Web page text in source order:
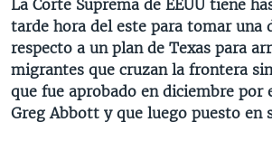
EL MUNDO AL DÍA [RADIO]
FORO [RADIO]
DEPORTIVO INTERNACIONAL
SÍGANOS
Idiomas
La Corte Suprema de EEUU tiene
tarde hora del este para tomar una
respecto a un plan de Texas para
migrantes que cruzan la frontera
que fue aprobado en diciembre por
Greg Abbott y que luego puesto en